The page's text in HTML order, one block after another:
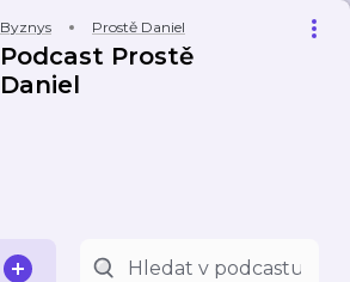
Byznys Prostě Daniel
Podcast Prostě
Daniel